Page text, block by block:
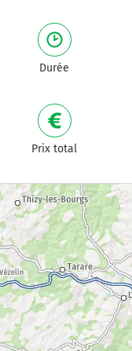
Durée
Prix total